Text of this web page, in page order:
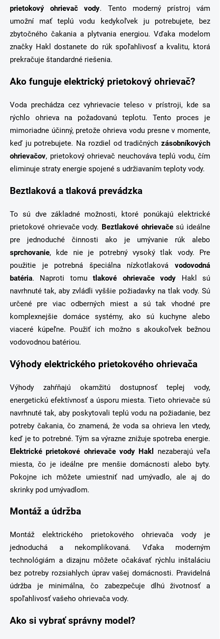
r
k
y
v
p
s
n
i
e
prietokový ohrievač vody. Tento moderný prístroj vám
umožní mať teplú vodu kedykoľvek ju potrebujete, bez
zbytočného čakania a plytvania energiou. Vďaka modelom
značky Hakl dostanete do rúk spoľahlivosť a kvalitu, ktorá
prekračuje štandardné riešenia.
Ako funguje elektrický prietokový ohrievač?
Voda prechádza cez vyhrievacie teleso v prístroji, kde sa
rýchlo ohrieva na požadovanú teplotu. Tento proces je
mimoriadne účinný, pretože ohrieva vodu presne v momente,
keď ju potrebujete. Na rozdiel od tradičných zásobníkových
ohrievačov, prietokový ohrievač neuchováva teplú vodu, čím
eliminuje straty energie spojené s udržiavaním teploty vody.
Beztlaková a tlaková prevádzka
To sú dve základné možnosti, ktoré ponúkajú elektrické
prietokové ohrievače vody. Beztlakové ohrievačesú ideálne
pre jednoduché činnosti ako je umývanie rúk alebo
sprchovanie, kde nie je potrebný vysoký tlak vody. Pre
použitie je potrebná špeciálna nízkotlaková vodovodná
batéria. Naproti tomutlakové ohrievače vody Hakl sú
navrhnuté tak, aby zvládli vyššie požiadavky na tlak vody. Sú
určené pre viac odberných miest a sú tak vhodné pre
komplexnejšie domáce systémy, ako sú kuchyne alebo
viaceré kúpeľne. Použiť ich možno s akoukoľvek bežnou
vodovodnou batériou.
Výhody elektrického prietokového ohrievača
Výhody zahŕňajú okamžitú dostupnosť teplej vody,
energetickú efektívnosť a úsporu miesta. Tieto ohrievače sú
navrhnuté tak, aby poskytovali teplú vodu na požiadanie, bez
potreby čakania, čo znamená, že voda sa ohrieva len vtedy,
keď je to potrebné. Tým sa výrazne znižuje spotreba energie.
Elektrické prietokové ohrievače vody Hakl
nezaberajú veľa
miesta, čo je ideálne pre menšie domácnosti alebo byty.
Pokojne ich môžete umiestniť nad umývadlo, ale aj do
skrinky pod umývadlom.
Montáž a údržba
Montáž elektrického prietokového ohrievača vody je
jednoduchá a nekomplikovaná. Vďaka moderným
technológiám a dizajnu môžete očakávať rýchlu inštaláciu
bez potreby rozsiahlych úprav vašej domácnosti. Pravidelná
údržba je minimálna, čo zabezpečuje dlhú životnosť a
spoľahlivosť vašeho ohrievača vody.
Ako si vybrať správny model?